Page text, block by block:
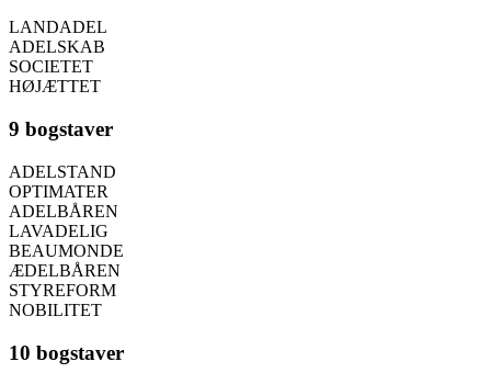
LANDADEL
ADELSKAB
SOCIETET
HØJÆTTET
9 bogstaver
ADELSTAND
OPTIMATER
ADELBÅREN
LAVADELIG
BEAUMONDE
ÆDELBÅREN
STYREFORM
NOBILITET
10 bogstaver